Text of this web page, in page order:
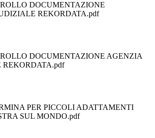
DOCUMENTAZIONE
REKORDATA.pdf
DOCUMENTAZIONE AGENZIA
PER PICCOLI ADATTAMENTI
SUL MONDO.pdf